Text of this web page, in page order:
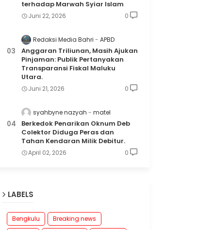
terhadap Marwah Syiar Islam
Juni 22, 2026 0
Redaksi Media Bahri APBD
Anggaran Triliunan, Masih Ajukan
Pinjaman: Publik Pertanyakan
Transparansi Fiskal Maluku
Utara.
Juni 21, 2026 0
syahbyne nazyah matel
Berkedok Penarikan Oknum Deb
Colektor Diduga Peras dan
Tahan Kendaran Milik Debitur.
April 02, 2026 0
LABELS
Bengkulu
Breaking news